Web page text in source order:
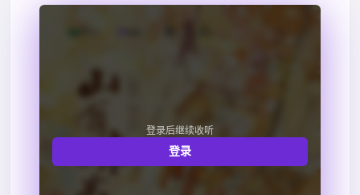
登录后继续收听
登录